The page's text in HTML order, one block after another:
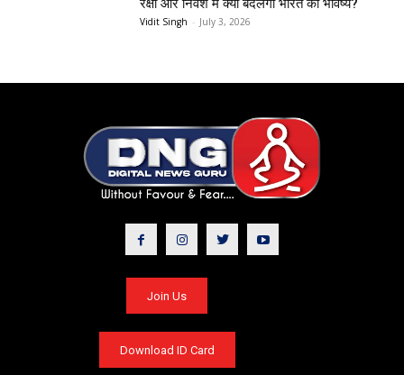
रक्षा और निवेश में क्या बदलेगा भारत का भविष्य?
Vidit Singh - July 3, 2026
Join Us
Download ID Card